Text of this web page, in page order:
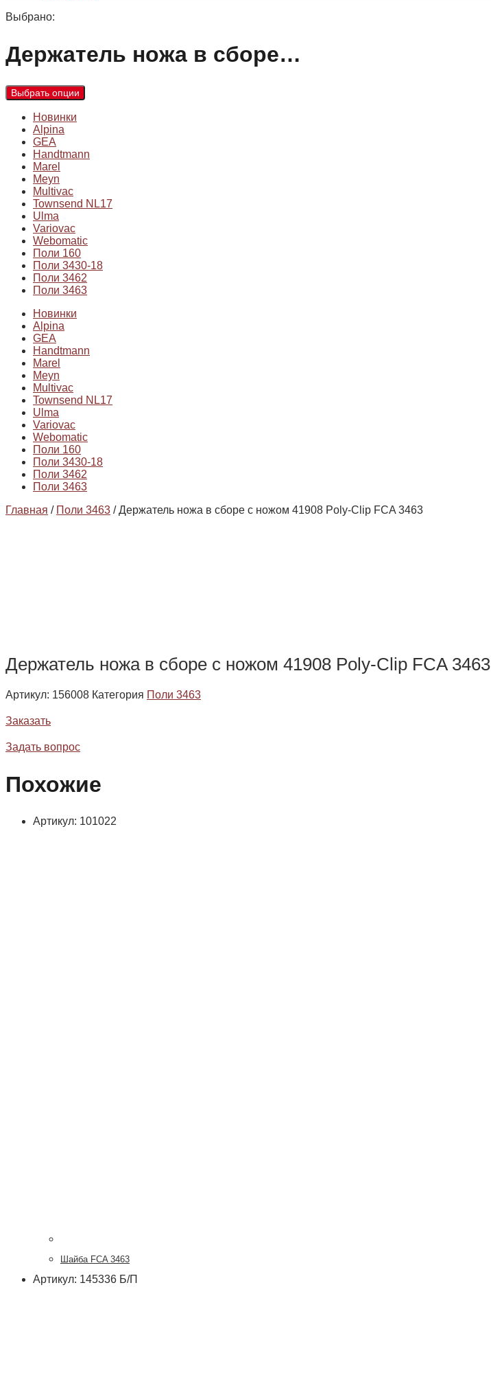
Выбрано:
Держатель ножа в сборе…
Выбрать опции
Новинки
Alpina
GEA
Handtmann
Marel
Meyn
Multivac
Townsend NL17
Ulma
Variovac
Webomatic
Поли 160
Поли 3430-18
Поли 3462
Поли 3463
Новинки
Alpina
GEA
Handtmann
Marel
Meyn
Multivac
Townsend NL17
Ulma
Variovac
Webomatic
Поли 160
Поли 3430-18
Поли 3462
Поли 3463
Главная / Поли 3463 / Держатель ножа в сборе с ножом 41908 Poly-Clip FCA 3463
Держатель ножа в сборе с ножом 41908 Poly-Clip FCA 3463
Артикул: 156008 Категория Поли 3463
Заказать
Задать вопрос
Похожие
Артикул: 101022
Шайба FCA 3463
Артикул: 145336 Б/П